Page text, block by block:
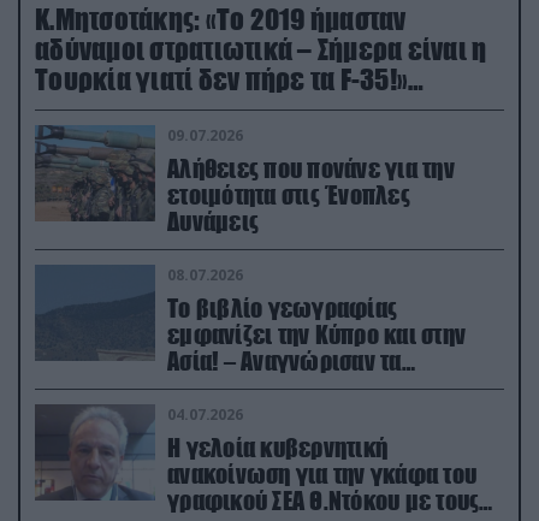
Κ.Μητσοτάκης: «Το 2019 ήμασταν
αδύναμοι στρατιωτικά – Σήμερα είναι η
Τουρκία γιατί δεν πήρε τα F-35!»
(βίντεο)
09.07.2026
Αλήθειες που πονάνε για την
ετοιμότητα στις Ένοπλες
Δυνάμεις
08.07.2026
Το βιβλίο γεωγραφίας
εμφανίζει την Κύπρο και στην
Ασία! – Αναγνώρισαν τα
κατεχόμενα; (φωτο)
04.07.2026
Η γελοία κυβερνητική
ανακοίνωση για την γκάφα του
γραφικού ΣΕΑ Θ.Ντόκου με τους